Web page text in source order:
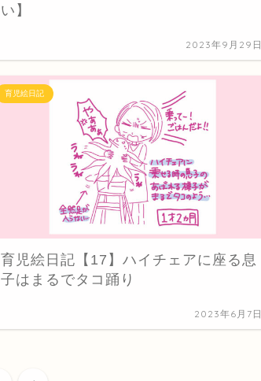
い】
2023年9月29日
育児絵日記
育児絵日記【17】ハイチェアに座る息
子はまるでタコ踊り
2023年6月7日